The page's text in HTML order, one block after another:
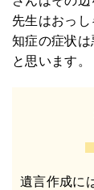
先生はおっ
知症の症状
と思います。
遺言作成に